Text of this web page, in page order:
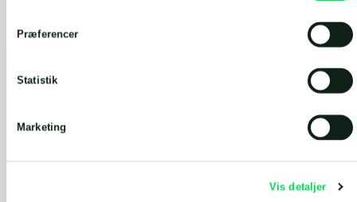
Præferencer
Statistik
Marketing
Vis detaljer